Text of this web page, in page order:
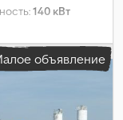
140 кВт
вес:2 065 кг,
06/2018,
выбросов:
шины:
владельцев:
объявление